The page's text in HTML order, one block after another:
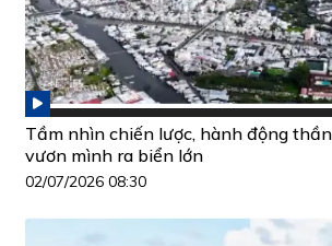
Tầm nhìn chiến lược, hành động
vươn mình ra biển lớn
02/07/2026 08:30